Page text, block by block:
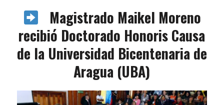
Magistrado Maikel Moreno
recibió Doctorado Honoris Causa
de la Universidad Bicentenaria de
Aragua (UBA)